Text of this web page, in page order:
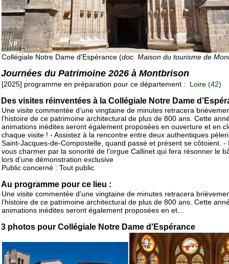
Collégiale Notre Dame d'Espérance (doc. Maison du tourisme de
Journées du Patrimoine 2026 à Montbrison
[2025] programme en préparation pour ce département : Loire (42)
Des visites réinventées à la Collégiale Notre Dame
Une visite commentée d’une vingtaine de minutes retracera
l’histoire de ce patrimoine architectural de plus de 800 ans. Cette
animations inédites seront également proposées en ouverture et en
chaque visite ! - Assistez à la rencontre entre deux authentiques
Saint-Jacques-de-Compostelle, quand passé et présent se côtoient. -
vous charmer par la sonorité de l’orgue Callinet qui fera résonner le
lors d’une démonstration exclusive
Public concerné : Tout public
Au programme pour ce lieu :
Une visite commentée d’une vingtaine de minutes retracera
l’histoire de ce patrimoine architectural de plus de 800 ans. Cette
animations inédites seront également proposées en et…
3 photos pour Collégiale Notre Dame d'Espérance